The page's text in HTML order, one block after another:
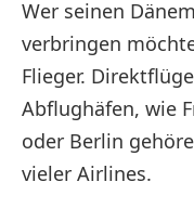
Wer seinen
verbringen
Flieger.
Abflughäfen, wie
oder Berlin
vieler Airlines.